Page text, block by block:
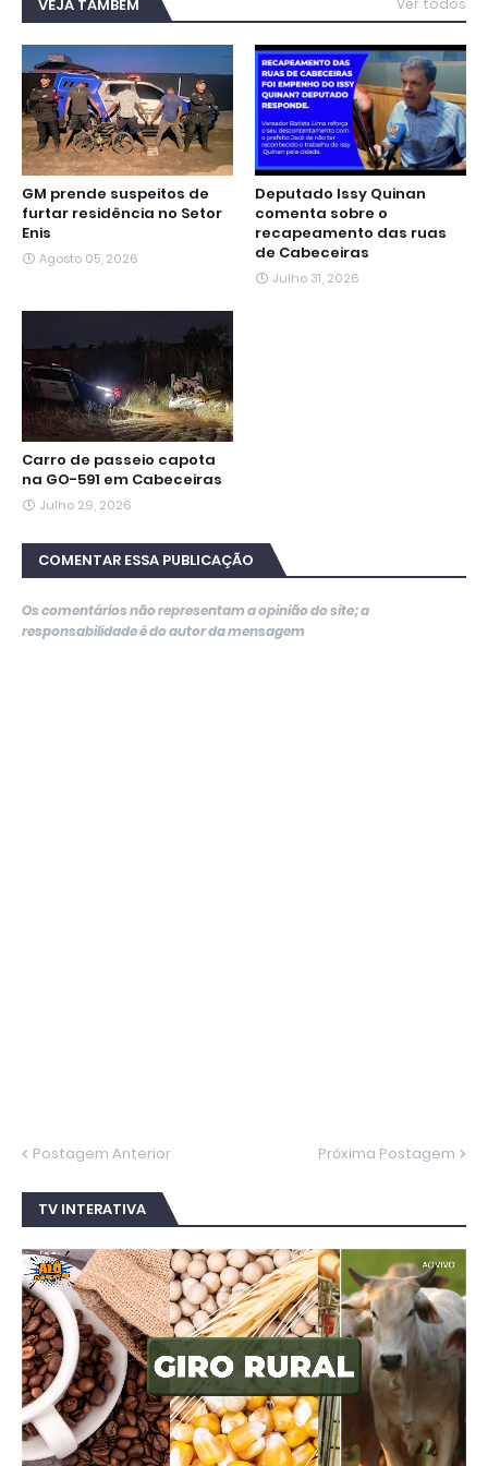
o
k
e
A
p
r
n
r
d
n
VEJA TAMBÉM
GM prende suspeitos de
furtar residência no Setor
Enis
Agosto 05, 2026
Deputado Issy Quinan
comenta sobre o
recapeamento das ruas
de Cabeceiras
Julho 31, 2026
Carro de passeio capota
na GO-591 em Cabeceiras
Julho 29, 2026
COMENTAR ESSA PUBLICAÇÃO
Os comentários não representam a opinião do site; a
responsabilidade é do autor da mensagem
Postagem Anterior Próxima Postagem
TV INTERATIVA